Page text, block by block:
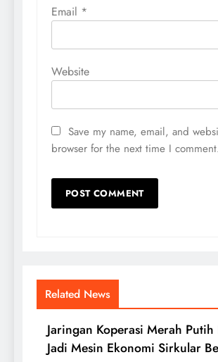
Email *
Website
Save my name, email, and
browser for the next time I comment.
Related News
Jaringan Koperasi Merah
Jadi Mesin Ekonomi Sirkular